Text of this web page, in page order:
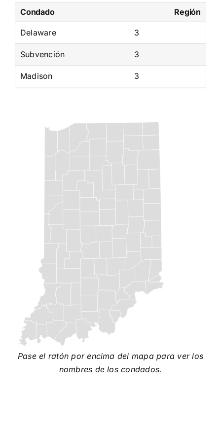
Condado Región
Delaware 3
Subvención 3
Madison 3
Pase el ratón por encima del mapa para ver los
nombres de los condados.